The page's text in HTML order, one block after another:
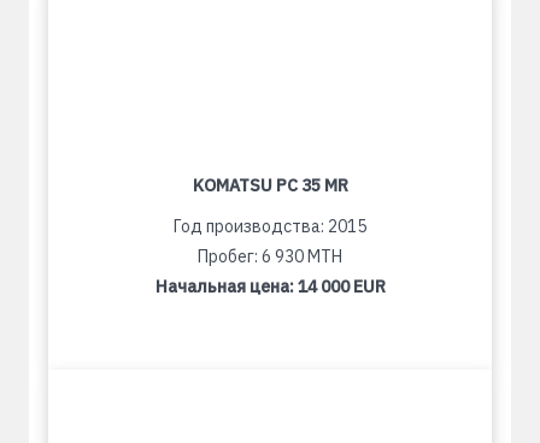
KOMATSU PC 35 MR
Год производства: 2015
Пробег: 6 930 MTH
Начальная цена:14 000 EUR